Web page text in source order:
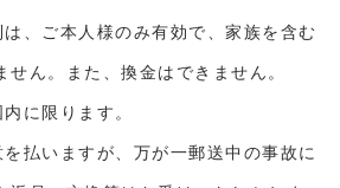
、ご本人様のみ有効で、家族を含む
ん。また、換金はできません。
に限ります。
払いますが、万が一郵送中の事故に